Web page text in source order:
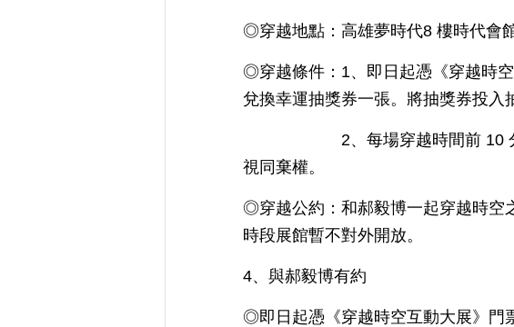
◎穿越地點：高雄夢時代8 樓時代會
◎穿越條件：1、即日起憑《穿越時
兌換幸運抽獎券一張。將抽獎券投入
2、每場穿越時間前 10 分鐘，
視同棄權。
◎穿越公約：和郝毅博一起穿越時空
時段展館暫不對外開放。
4、與郝毅博有約
◎即日起憑《穿越時空互動大展》門